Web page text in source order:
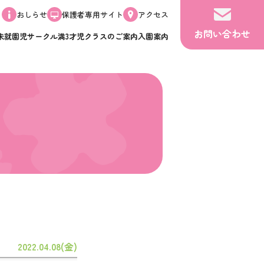
おしらせ 保護者専用サイト
アクセス
就園児サークル満3才児クラスのご案内入園案内 お問い合わせ
2022.04.08(金)